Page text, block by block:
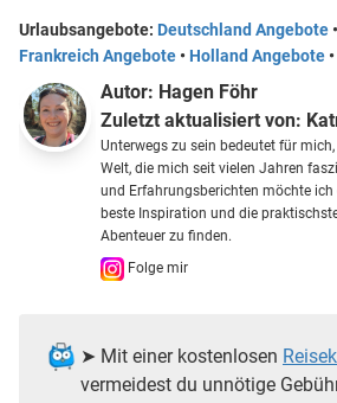
Urlaubsangebote: Deutschland Angebote •
Frankreich Angebote • Holland Angebote •
Autor: Hagen Föhr
Zuletzt aktualisiert von:
Unterwegs zu sein bedeutet für
Welt, die mich seit vielen Jahren
und Erfahrungsberichten möchte ich
beste Inspiration und die
Abenteuer zu finden.
Folge mir
➤ Mit einer kostenlosen
vermeidest du unnötige